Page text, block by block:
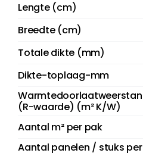
Lengte (cm)
Breedte (cm)
Totale dikte (mm)
Dikte-toplaag-mm
(R-waarde) (m² K/W)
Aantal m² per pak
Aantal panelen / stuks per